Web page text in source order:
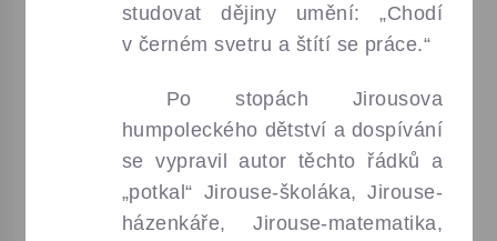
studovat dějiny umění: „Chodí
v černém svetru a štítí se práce.“
Po stopách Jirousova
humpoleckého dětství a dospívání
se vypravil autor těchto řádků a
„potkal“ Jirouse-školáka, Jirouse-
házenkáře, Jirouse-matematika,